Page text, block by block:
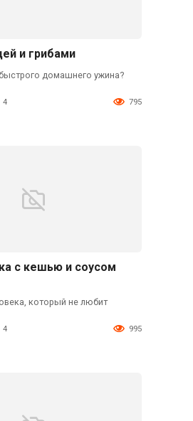
и грибами
домашнего ужина?
4 795
с кешью и соусом
который не любит
4 995